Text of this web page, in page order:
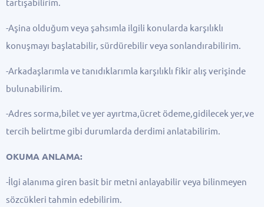
tartışabilirim.
-Aşina olduğum veya şahsımla ilgili konularda karşılıklı
konuşmayı başlatabilir, sürdürebilir veya sonlandırabilirim.
-Arkadaşlarımla ve tanıdıklarımla karşılıklı fikir alış verişinde
bulunabilirim.
-Adres sorma,bilet ve yer ayırtma,ücret ödeme,gidilecek yer,ve
tercih belirtme gibi durumlarda derdimi anlatabilirim.
OKUMA ANLAMA:
-İlgi alanıma giren basit bir metni anlayabilir veya bilinmeyen
sözcükleri tahmin edebilirim.